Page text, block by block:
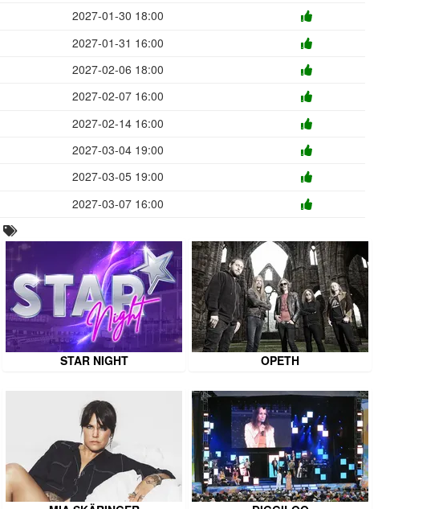
2027-01-30 18:00
2027-01-31 16:00
2027-02-06 18:00
2027-02-07 16:00
2027-02-14 16:00
2027-03-04 19:00
2027-03-05 19:00
2027-03-07 16:00
STAR NIGHT OPETH